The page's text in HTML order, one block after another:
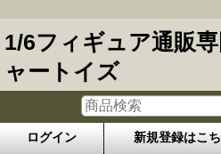
1/6フィギュア通販
ャートイズ
ログイン 新規登録はこ